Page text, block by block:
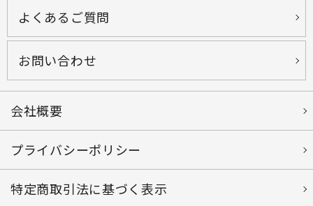
よくあるご質問
お問い合わせ
会社概要
プライバシーポリシー
特定商取引法に基づく表示